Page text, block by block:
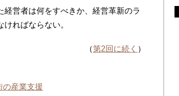
営者は何をすべきか、経営革新のラ
ればならない。
（第2回に続く ）
の産業支援